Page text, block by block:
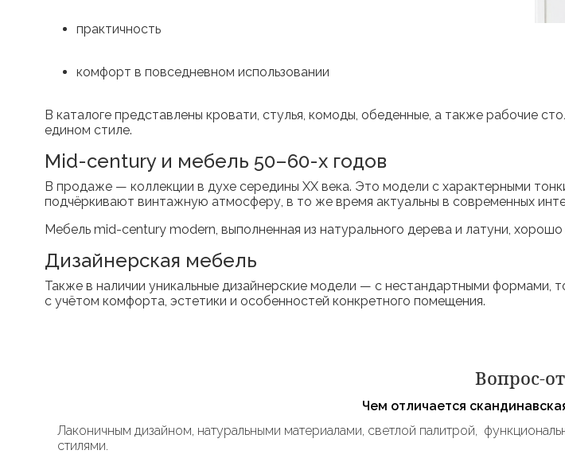
практичность
комфорт в повседневном использовании
В каталоге представлены кровати, стулья, комоды, обеденные, а также рабочие
едином стиле.
Mid-century и мебель 50–60-х годов
В продаже — коллекции в духе середины XX века. Это модели с характерными
подчёркивают винтажную атмосферу, в то же время актуальны в современных
Мебель mid-century modern, выполненная из натурального дерева и латуни,
Дизайнерская мебель
Также в наличии уникальные дизайнерские модели — с нестандартными формами,
с учётом комфорта, эстетики и особенностей конкретного помещения.
Вопрос-
Чем отличается
Лаконичным дизайном, натуральными материалами, светлой палитрой,
стилями.